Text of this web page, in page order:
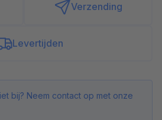
Verzending
Levertijden
bij? Neem contact op met onze